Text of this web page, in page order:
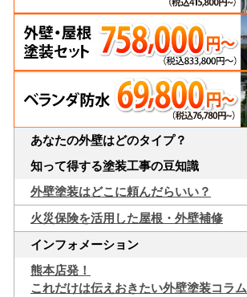
あなたの外壁はどのタイプ？
知って得する塗装工事の豆知識
外壁塗装はどこに頼んだらいい？
火災保険を活用した屋根・外壁補修
インフォメーション
熊本店発！
これだけは伝えおきたい外壁塗装コラム